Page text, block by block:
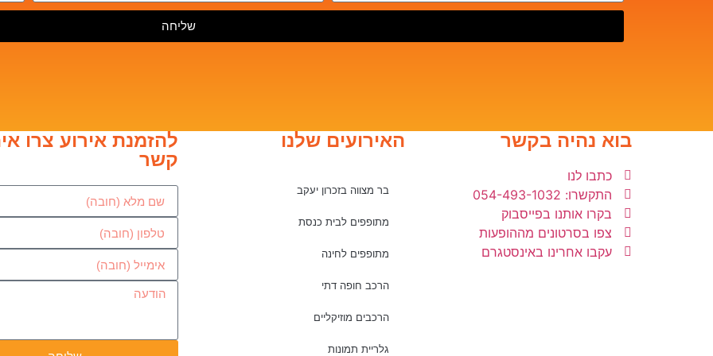
שליחה
בוא נהיה בקשר
כתבו לנו
התקשרו: 054-493-1032
בקרו אותנו בפייסבוק
צפו בסרטונים מההופעות
עקבו אחרינו באינסטגרם
האירועים שלנו
בר מצווה בזכרון יעקב
מתופפים לבית כנסת
מתופפים לחינה
הרכב חופה דתי
הרכבים מוזיקליים
גלריית תמונות
להזמנת אירוע צרו
קשר